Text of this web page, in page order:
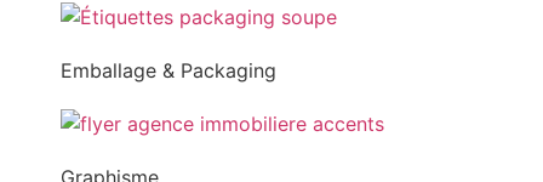
Emballage & Packaging